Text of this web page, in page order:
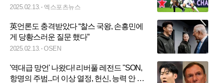
이 만들어"
2025.02.13. 엑스포츠뉴스
英언론도 충격받았다 “찰스 국왕, 손흥민에
게 당황스러운 질문 했다”
2025.02.13. OSEN
'역대급 망언' 나왔다! 리버풀 레전드 "SON,
항명의 주범...더 이상 열정, 헌신, 능력 안 보